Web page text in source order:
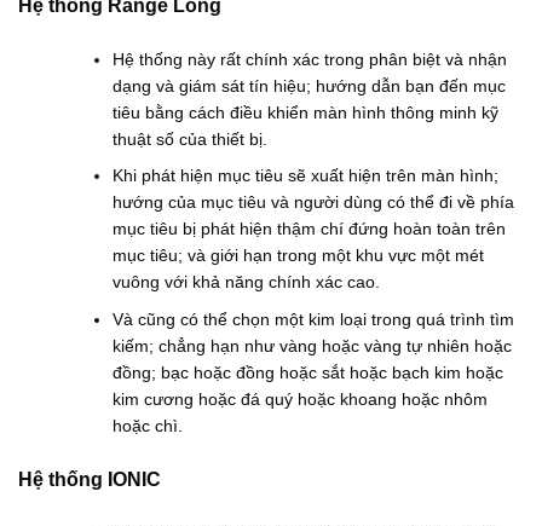
Hệ thống Range Long
Hệ thống này rất chính xác trong phân biệt và nhận
dạng và giám sát tín hiệu; hướng dẫn bạn đến mục
tiêu bằng cách điều khiển màn hình thông minh kỹ
thuật số của thiết bị.
Khi phát hiện mục tiêu sẽ xuất hiện trên màn hình;
hướng của mục tiêu và người dùng có thể đi về phía
mục tiêu bị phát hiện thậm chí đứng hoàn toàn trên
mục tiêu; và giới hạn trong một khu vực một mét
vuông với khả năng chính xác cao.
Và cũng có thể chọn một kim loại trong quá trình tìm
kiếm; chẳng hạn như vàng hoặc vàng tự nhiên hoặc
đồng; bạc hoặc đồng hoặc sắt hoặc bạch kim hoặc
kim cương hoặc đá quý hoặc khoang hoặc nhôm
hoặc chì.
Hệ thống IONIC